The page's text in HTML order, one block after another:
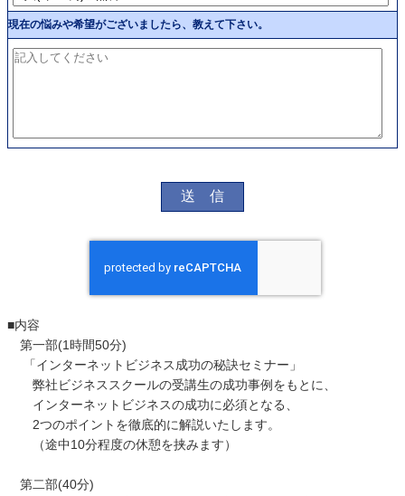
現在の悩みや希望がございましたら、教えて下さい。
■内容
第一部(1時間50分)
「インターネットビジネス成功の秘訣セミナー」
弊社ビジネススクールの受講生の成功事例をもとに、
インターネットビジネスの成功に必須となる、
2つのポイントを徹底的に解説いたします。
（途中10分程度の休憩を挟みます）
第二部(40分)